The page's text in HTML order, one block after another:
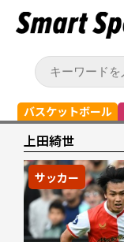
バスケットボール
上田綺世
サッカー